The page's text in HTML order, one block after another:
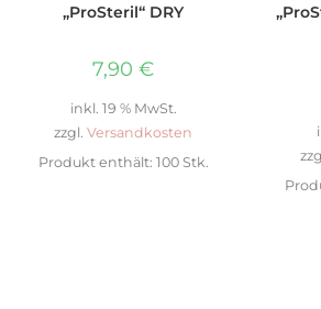
„ProSteril“ DRY
7,90 €
inkl. 19 % MwSt.
zzgl. Versandkosten
Produkt enthält: 100 Stk.